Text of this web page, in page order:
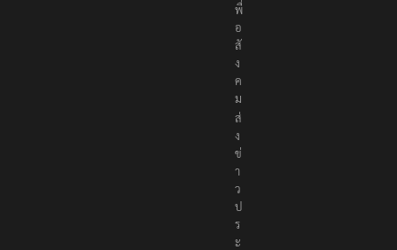
เ
พื่
อ
สั
ง
ค
ม
ส่
ง
ข่
า
ว
ป
ร